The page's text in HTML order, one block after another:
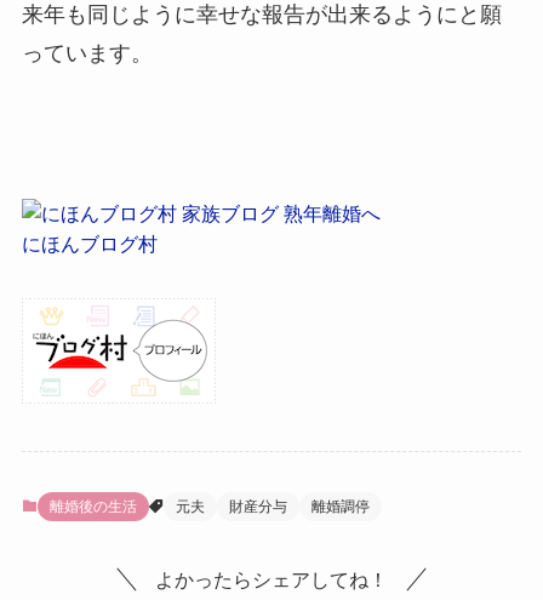
来年も同じように幸せな報告が出来るようにと願
っています。
にほんブログ村
離婚後の生活 元夫 財産分与 離婚調停
よかったらシェアしてね！